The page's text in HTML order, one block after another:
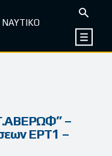
ΝΑΥΤΙΚΟ
–
ΕΡΤ1 –